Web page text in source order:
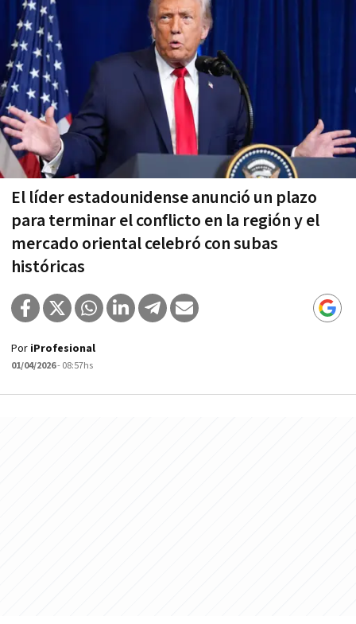
El líder estadounidense anunció un plazo
para terminar el conflicto en la región y el
mercado oriental celebró con subas
históricas
Por iProfesional
01/04/2026- 08:57hs